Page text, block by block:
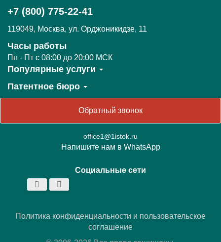
+7 (800) 775-22-41
119049, Москва, ул. Орджоникидзе, 11
Часы работы
Пн - Пт c 08:00 до 20:00 МСК
Популярные услуги
Патентное бюро
Обратный звонок
office1@1istok.ru
Напишите нам в WhatsApp
Социальные сети
Политика конфиденциальности и пользовательское
соглашение